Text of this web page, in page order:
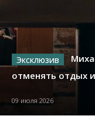
отменять отдых
09 июля 2026